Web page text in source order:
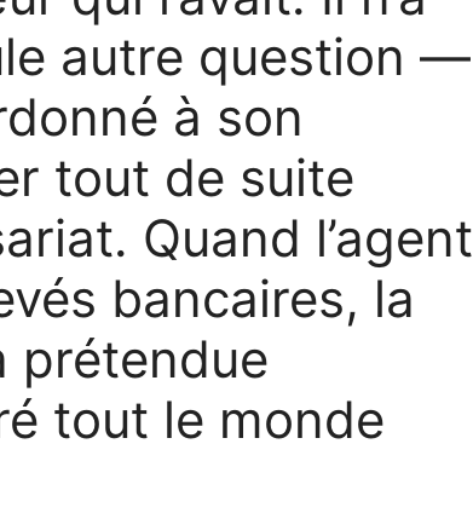
autre question —
à son
tout de suite
Quand l’agent
bancaires, la
prétendue
tout le monde